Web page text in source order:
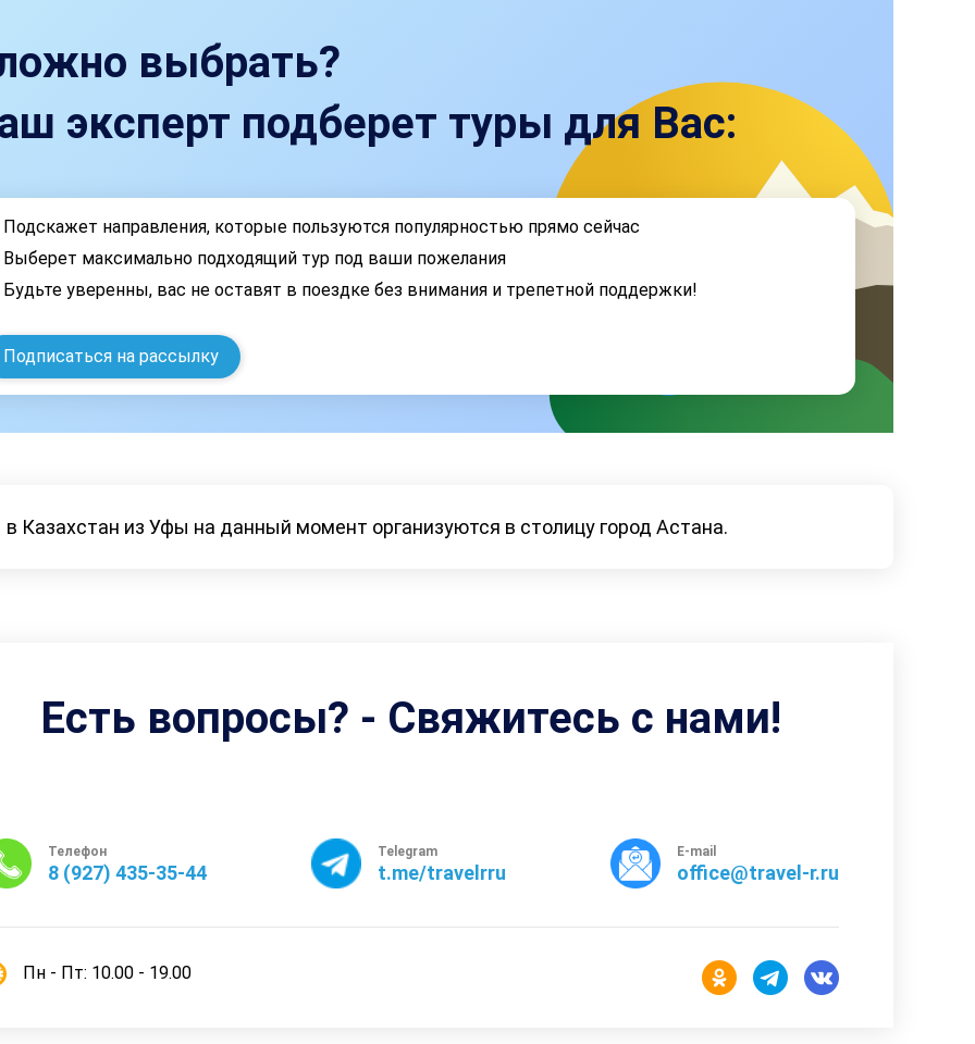
выбрать?
эксперт подберет туры для Вас:
Подскажет направления, которые пользуются популярностью прямо сейчас
Выберет максимально подходящий тур под ваши пожелания
Будьте уверенны, вас не оставят в поездке без внимания и трепетной поддержки!
Подписаться на рассылку
Казахстан из Уфы на данный момент организуются в столицу город Астана.
Есть вопросы? - Свяжитесь с нами!
Телефон
8 (927) 435-35-44
Telegram
t.me/travelrru
E-mail
office@travel-r.ru
Пн - Пт: 10.00 - 19.00